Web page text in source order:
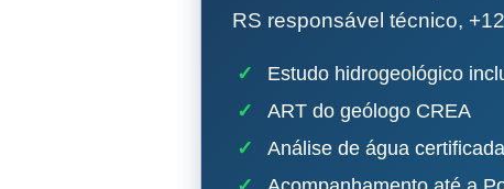
RS responsável técnico,
✓
Estudo hidrogeológico
✓
ART do geólogo CREA
✓
Análise de água certificada